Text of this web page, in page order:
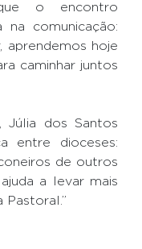
o encontro
comunicação:
aprendemos hoje
caminhar juntos
Júlia dos Santos
entre dioceses:
de outros
a levar mais